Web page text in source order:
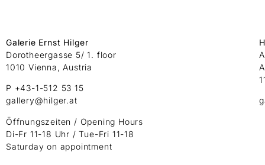
Galerie Ernst Hilger
Dorotheergasse 5/ 1. floor
1010 Vienna, Austria
P +43-1-512 53 15
gallery@hilger.at
Öffnungszeiten / Opening Hours
Di-Fr 11-18 Uhr / Tue-Fri 11-18
Saturday on appointment